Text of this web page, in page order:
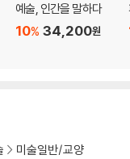
예술, 인간을 말하다
34,200원
10%
미술일반/교양